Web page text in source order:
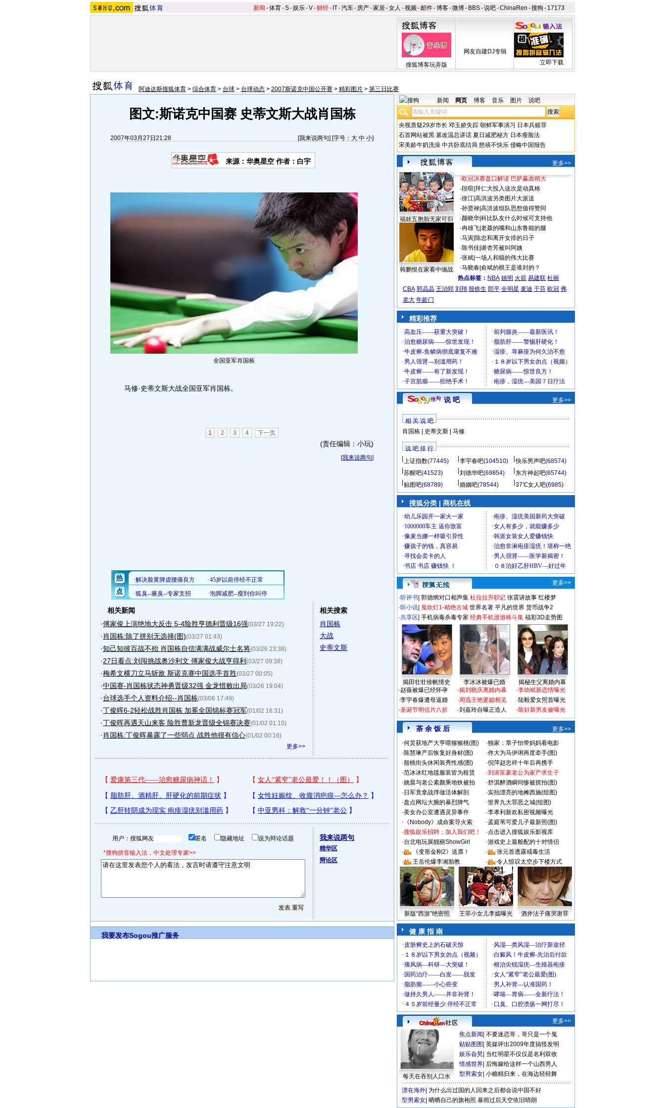
新闻 -体育-S-娱乐-V- 财经- IT-汽车- 房产-家居-女人 -视频-邮件-博客-微博- BBS-说吧-ChinaRen -搜狗 - 17173
搜狐博客玩弄版
网友自建DJ专辑
立即下载
阿迪达斯搜狐体育 > 综合体育 > 台球 > 台球动态 > 2007斯诺克中国公开赛 > 精彩图片 > 第三日比赛
图文:斯诺克中国赛 史蒂文斯大战肖国栋
2007年03月27日21:28 [我来说两句] [字号： 大 中 小]
来源：华奥星空 作者：白宇
全国亚军肖国栋
马修·史蒂文斯大战全国亚军肖国栋。
1 2 3 4 下一页
(责任编辑：小玩)
[我来说两句]
相关新闻
·傅家俊上演绝地大反击 5-4险胜亨德利晋级16强(03/27 19:22)
·肖国栋:除了拼别无选择(图)(03/27 01:43)
·知己知彼百战不殆 肖国栋自信满满战威尔士名将(03/26 23:38)
·27日看点:刘闯挑战奥沙利文 傅家俊大战亨得利 (03/27 09:38)
·梅希文横刀立马斩敌 斯诺克赛中国选手首胜(03/27 00:05)
·中国赛-肖国栋状态神勇晋级32强 金龙惜败出局(03/26 19:04)
·台球选手个人资料介绍--肖国栋(03/06 17:49)
·丁俊晖6-2轻松战胜肖国栋 加冕全国锦标赛冠军(01/02 16:31)
·丁俊晖再遇天山来客 险胜曹新龙晋级全锦赛决赛(01/02 01:10)
·肖国栋:丁俊晖暴露了一些弱点 战胜他很有信心(01/02 00:16)
更多>>
相关搜索
肖国栋
大战
史蒂文斯
用户： 匿名 隐藏地址 设为辩论话题
*搜狗拼音输入法，中文处理专家>>
我来说两句
精华区
辩论区
我要发布Sogou推广服务
新闻 网页 博客 音乐 图片 说吧
央视质疑29岁市长 邓玉娇失踪 朝鲜军事演习 日本兵赎罪
石首网站被黑 篡改温总讲话 夏日减肥秘方 日本瘦脸法
宋美龄牛奶洗澡 中共卧底结局 慈禧不快乐 侵略中国报告
更多>>
福娃五胞胎无家可归
韩鹏恨在家看中缅战
·欧冠决赛盘口解读 巴萨赢面稍大
·段暄 拜仁大投入这次是动真格
·徐江| 高洪波另类图片大派送
·孙贤禄| 高洪波组队思想值得赞同
·颜晓华| 科比队友什么时候可支持他
·冉雄飞| 老聂的嘴和山东鲁能的腿
·马寅| 陈忠和离开女排的日子
·陈书佳| 谢杏芳被叫阿姨
·张斌| 一场人和猫的伟大比赛
·马晓春| 俞斌的棋王是谁封的？
热点标签： NBA 姚明 火箭 易建联 杜丽
CBA 郭晶晶 王治郅 刘翔 殷铁生 郎平 全明星 麦迪 于芬 欧冠 弗
老大 年龄门
精彩推荐
说 吧 更多>>
相 关 说 吧
肖国栋| 史蒂文斯| 马修
说 吧 排 行
上证指数(77445) 李宇春吧(104510) 快乐男声吧(68574)
苏醒吧(41523) 刘德华吧(69854) 东方神起吧(65744)
贴图吧(68789) 婚姻吧(78544) 37℃女人吧(6985)
搜狐分类 | 商机在线
更多>>
·听评书 郭德纲对口相声集 杜拉拉升职记 张震讲故事 红楼梦
·听小说 鬼吹灯1-精绝古城 世界名著 平凡的世界 货币战争2
·共享区 手机病毒杀毒专家 经典手机游游格斗集 福彩3D走势图
揭田壮壮徐帆情史 李冰冰被爆已婚
揭秘生父离婚内幕
·赵薇被爆已经怀孕
·李宇春爆遭母逼婚
·圣诞节明信片八折
·揭刘晓庆离婚内幕
·周迅王艳婆媳相见
·刘嘉玲自曝正造人
·李幼斌新恋情曝光
·陆毅爱女照首曝光
·陈好新男友被曝光
茶 余 饭 后
更多>>
·何炅获地产大亨喂猕猴桃(图) ·独家：章子怡带妈妈看电影
·陈慧琳产后恢复好身材(图) ·佟大为马伊琍再度牵手(图)
·殷桃街头休闲装秀性感(图) ·倪萍赵忠祥十年后再携手
·范冰冰红地毯服装皆为租赁 ·刘涛富豪老公为家产求生子
·姚晨与老公素颜乘地铁被拍 ·舒淇醉酒瞬间惨被抓拍(图)
· 日军竟拿战俘做活体解剖 ·实拍漂亮的地摊西施(组图)
·盘点网坛大腕的暴烈脾气 ·世界九大罪恶之城(组图)
·美女办公室遭遇灵异事件 ·李孝利新欢私密视频曝光
· 《Nobody》成命案导火索 ·孟庭苇可爱儿子最新照(图)
·搜狐娱乐招聘：加入我们吧！ ·点击进入搜狐娱乐影视库
·台北电玩展靓丽ShowGirl ·游戏史上最般配的十对情侣
·
《变形金刚2》送票！ ·
张元首透露戒毒生活
·
王岳伦爆李湘胎教 · 令人惊叹太空步下楼方式
新版“西游”绝密照 王菲小女儿李嫣曝光 酒井法子痛哭谢罪
健 康 指 南
更多>>
每天在吞别人口水
焦点新闻 不要迷恋哥，哥只是一个鬼
贴贴图图 英媒评出2009年度搞怪发明
娱乐旮旯 当红明星不仅仅是名利双收
情感世界 后悔嫁给这样一个山西男人
型男索女 小糖精归来，在海边轻轻舞
漂在海外 为什么出过国的人回来之后都会说中国不好
型男索女 晒晒自己的旗袍照 暴雨过后天空依旧晴朗